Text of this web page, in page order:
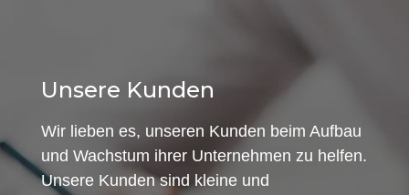
Unsere Kunden
Wir lieben es, unseren Kunden beim Aufbau
und Wachstum ihrer Unternehmen zu helfen.
Unsere Kunden sind kleine und